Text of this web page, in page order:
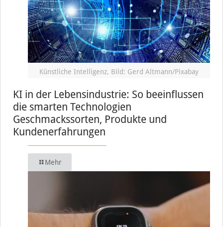
Künstliche Intelligenz, Bild: Gerd Altmann/Pixabay
KI in der Lebensindustrie: So beeinflussen
die smarten Technologien
Geschmackssorten, Produkte und
Kundenerfahrungen
Mehr